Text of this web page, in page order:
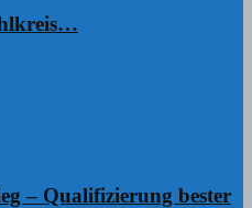
– Qualifizierung bester